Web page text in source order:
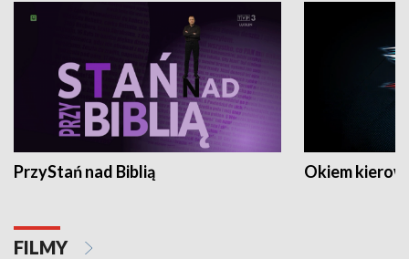
PrzyStań nad Biblią Okiem
FILMY